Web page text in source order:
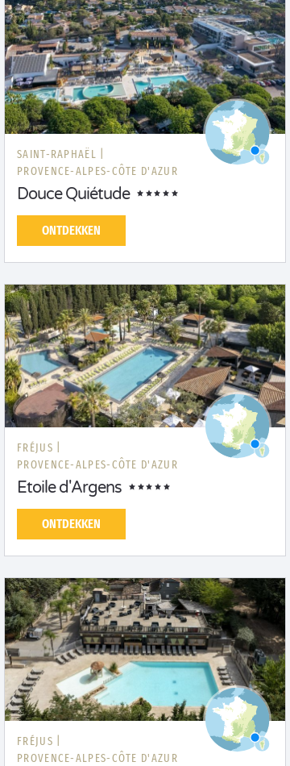
SAINT-RAPHAËL |
PROVENCE-ALPES-CÔTE D'AZUR
Douce Quiétude
ONTDEKKEN
FRÉJUS |
PROVENCE-ALPES-CÔTE D'AZUR
Etoile d'Argens
ONTDEKKEN
FRÉJUS |
PROVENCE-ALPES-CÔTE D'AZUR